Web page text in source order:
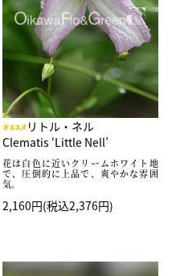
リトル・ネル
Clematis ‘Little Nell’
花は白色に近いクリームホワイト地
で、圧倒的に上品で、爽やかな雰囲
気。
2,160円(税込2,376円)